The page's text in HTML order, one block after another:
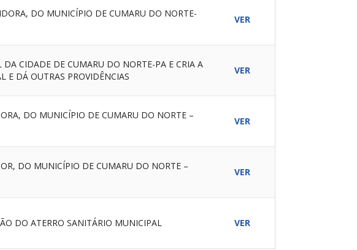
DO MUNICÍPIO DE CUMARU DO NORTE-
VER
CIDADE DE CUMARU DO NORTE-PA E CRIA A
E DÁ OUTRAS PROVIDÊNCIAS
VER
DO MUNICÍPIO DE CUMARU DO NORTE –
VER
DO MUNICÍPIO DE CUMARU DO NORTE –
VER
DO ATERRO SANITÁRIO MUNICIPAL VER